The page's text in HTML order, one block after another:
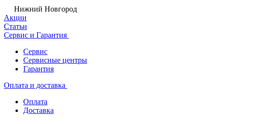
Нижний Новгород
Акции
Статьи
Сервис и Гарантия
Сервис
Сервисные центры
Гарантия
Оплата и доставка
Оплата
Доставка